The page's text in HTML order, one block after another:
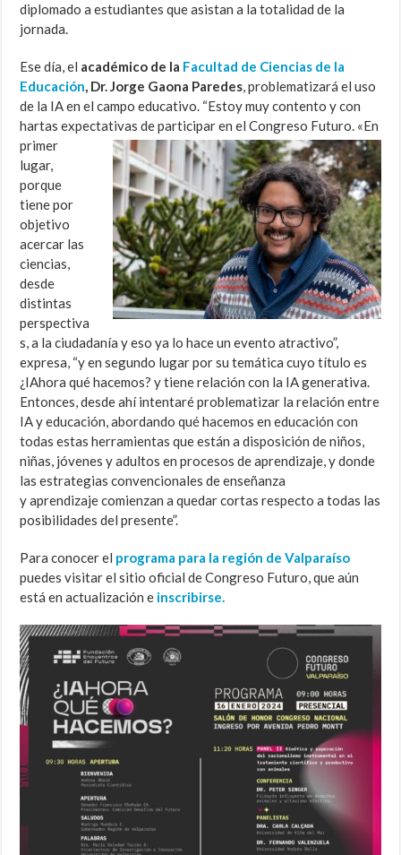
diplomado a estudiantes que asistan a la totalidad de la
jornada.
Ese día, el académico de la Facultad de Ciencias de la
Educación, Dr. Jorge Gaona Paredes, problematizará el uso
de la IA en el campo educativo. “Estoy muy contento y con
hartas expectativas de participar en el Congreso Futuro. «En
primer
lugar,
porque
tiene por
objetivo
acercar las
ciencias,
desde
distintas
perspectiva
s, a la ciudadanía y eso ya lo hace un evento atractivo”,
expresa, “y en segundo lugar por su temática cuyo título es
¿IAhora qué hacemos? y tiene relación con la IA generativa.
Entonces, desde ahí intentaré problematizar la relación entre
IA y educación, abordando qué hacemos en educación con
todas estas herramientas que están a disposición de niños,
niñas, jóvenes y adultos en procesos de aprendizaje, y donde
las estrategias convencionales de enseñanza
y aprendizaje comienzan a quedar cortas respecto a todas las
posibilidades del presente”.
Para conocer el programa para la región de Valparaíso
puedes visitar el sitio oficial de Congreso Futuro, que aún
está en actualización e inscribirse.